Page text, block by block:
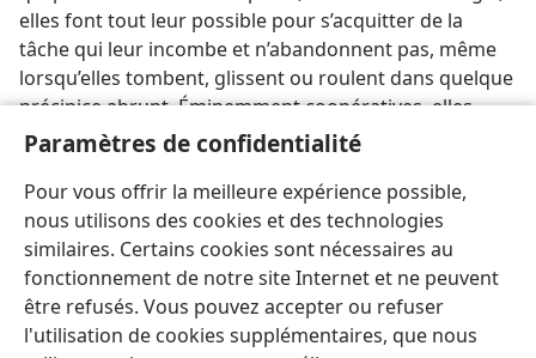
Paramètres de confidentialité
Pour vous offrir la meilleure expérience possible,
nous utilisons des cookies et des technologies
similaires. Certains cookies sont nécessaires au
fonctionnement de notre site Internet et ne peuvent
être refusés. Vous pouvez accepter ou refuser
l'utilisation de cookies supplémentaires, que nous
elles font tout leur possible pour s’acquitter de la
tâche qui leur incombe et n’abandonnent pas, même
lorsqu’elles tombent, glissent ou roulent dans quelque
précipice abrupt. Éminemment coopératives, elles
tiennent leur nid très propre et se soucient de leurs
blessées ou épuisées à rentrer à la fourmilière.
Français Partager Préférences